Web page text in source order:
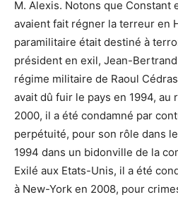
M. Alexis. Notons que Constant
avaient fait régner la terreur en
paramilitaire était destiné à
président en exil, Jean-
régime militaire de Raoul
avait dû fuir le pays en 1994, au
2000, il a été condamné par
perpétuité, pour son rôle dans
1994 dans un bidonville de la
Exilé aux Etats-Unis, il a été
à New-York en 2008, pour